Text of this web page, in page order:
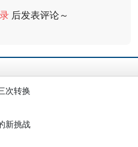
后发表评论～
次转换
新挑战